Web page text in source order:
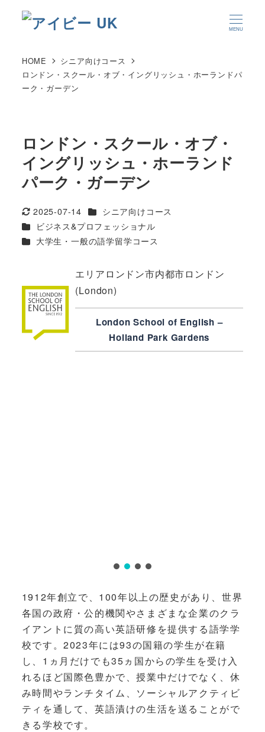
MENU
HOME
シニア向けコース
ロンドン・スクール・オブ・イングリッシュ・ホーランドパ
ーク・ガーデン
ロンドン・スクール・オブ・
イングリッシュ・ホーランド
パーク・ガーデン
更新日
2025-07-14 カテゴリー
シニア向けコース
カテゴリー
ビジネス&プロフェッショナル
カテゴリー
大学生・一般の語学留学コース
エリアロンドン市内都市ロンドン
(London)
London School of English –
Holland Park Gardens
1912年創立で、100年以上の歴史があり、世界
各国の政府・公的機関やさまざまな企業のクラ
イアントに質の高い英語研修を提供する語学学
校です。2023年には93の国籍の学生が在籍
し、1ヵ月だけでも35ヵ国からの学生を受け入
れるほど国際色豊かで、授業中だけでなく、休
み時間やランチタイム、ソーシャルアクティビ
ティを通して、英語漬けの生活を送ることがで
きる学校です。